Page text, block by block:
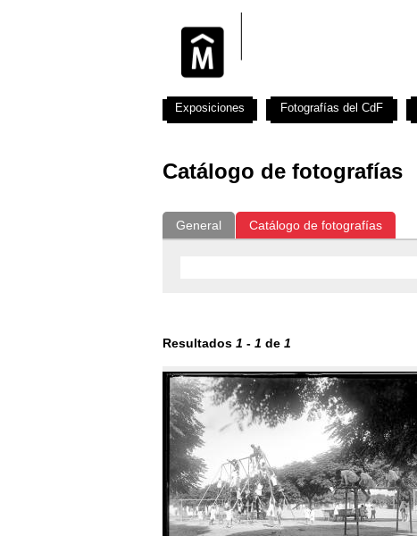
Catálogo de fotografías
General Catálogo de fotografías
Resultados 1 - 1 de 1
Exposiciones Fotografías del CdF